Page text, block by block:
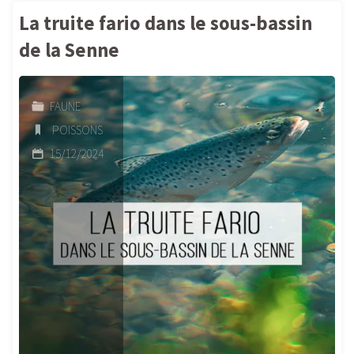
pour
le
Contrat
de
Rivière
Senne"
La truite fario dans le sous-bassin
de la Senne
FAUNE
POISSONS
15/12/2024